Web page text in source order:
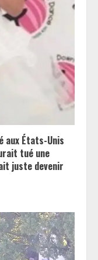
aux États-Unis
tué une
juste devenir